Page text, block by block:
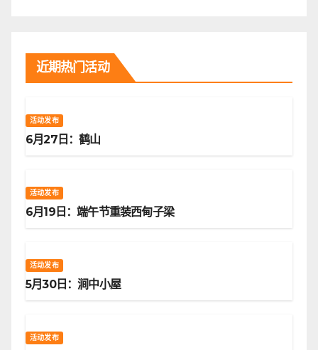
近期热门活动
活动发布
6月27日：鹤山
活动发布
6月19日：端午节重装西甸子梁
活动发布
5月30日：涧中小屋
活动发布